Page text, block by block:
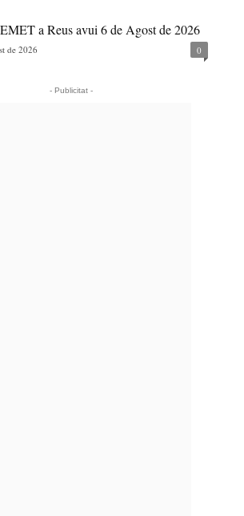
a Reus avui 6 de Agost de 2026
de 2026 0
- Publicitat -